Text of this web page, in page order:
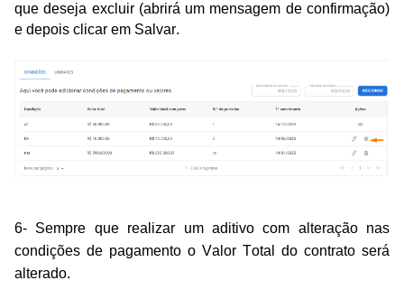
que deseja excluir (abrirá um mensagem de confirmação)
e depois clicar em Salvar.
6- Sempre que realizar um aditivo com alteração nas
condições de pagamento o Valor Total do contrato será
alterado.